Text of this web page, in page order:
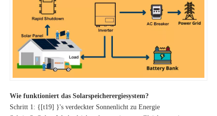
Wie funktioniert das Solarspeicherergiesystem?
Schritt 1: {[t19] }'s verdeckter Sonnenlicht zu Energie